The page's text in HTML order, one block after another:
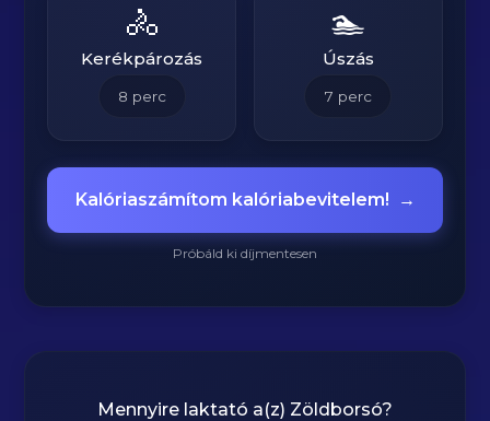
🚴
Kerékpározás
8 perc
🏊
Úszás
7 perc
Kalóriaszámítom kalóriabevitelem! →
Próbáld ki díjmentesen
Mennyire laktató a(z) Zöldborsó?